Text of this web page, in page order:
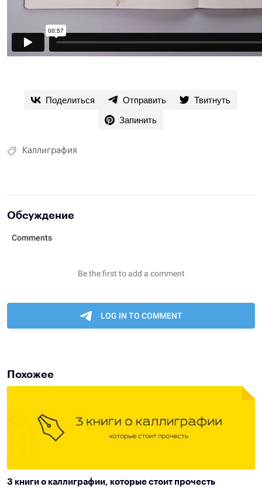
Поделиться Отправить
Твитнуть
Запинить
Каллиграфия
Обсуждение
Похожее
3 книги о каллиграфии, которые стоит прочесть